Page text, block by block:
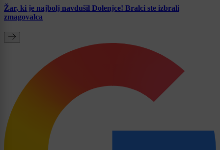
Žar, ki je najbolj navdušil Dolenjce! Bralci ste izbrali
zmagovalca